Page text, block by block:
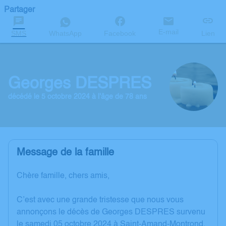
Partager
SMS WhatsApp Facebook E-mail Lien
Georges DESPRES
décédé le 5 octobre 2024 à l'âge de 78 ans
Message de la famille
Chère famille, chers amis,
C’est avec une grande tristesse que nous vous
annonçons le décès de Georges DESPRES survenu